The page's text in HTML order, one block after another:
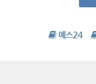
예스24